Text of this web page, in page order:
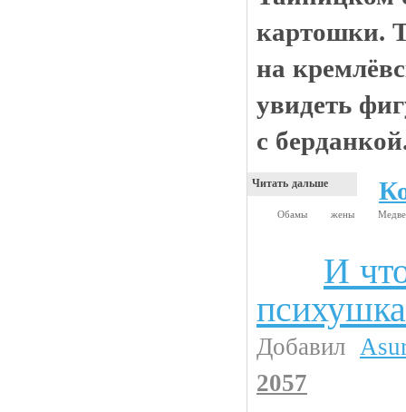
картошки.
на
увидеть
с
Читать дальше
Обамы жены
И
Добавил
2057